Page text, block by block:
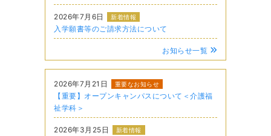
2026年7月6日 新着情報
入学願書等のご請求方法について
お知らせ一覧
2026年7月21日 重要なお知らせ
【重要】オープンキャンパスについて＜介護福
祉学科＞
2026年3月25日 新着情報